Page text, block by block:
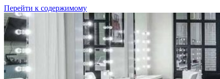
Перейти к содержимому